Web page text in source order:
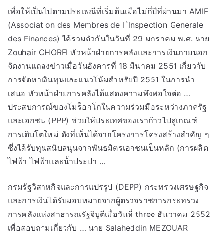
เพื่อให้เป็นไปตามประเพณีที่เริ่มต้นเมื่อไม่กี่ปีที่ผ่านมา AMIF
(Association des Membres de l`Inspection Generale
des Finances) ได้รวมตัวกันในวันที่ 29 มกราคม พ.ศ. นาย
Zouhair CHORFI หัวหน้าฝ่ายการคลังและการเงินภายนอก
จัดงานแถลงข่าวเมื่อวันอังคารที่ 18 มีนาคม 2551 เกี่ยวกับ
การจัดหาเงินทุนและแนวโน้มสำหรับปี 2551 ในการนำ
เสนอ หัวหน้าฝ่ายการคลังได้แสดงความพึงพอใจต่อ …
ประสบการณ์ของโมร็อกโกในความร่วมมือระหว่างภาครัฐ
และเอกชน (PPP) ช่วยให้ประเทศของเราก้าวไปสู่เกณฑ์
การเติบโตใหม่ ดังที่เห็นได้จากโครงการโครงสร้างสำคัญ ๆ
ซึ่งได้รับทุนสนับสนุนจากพันธมิตรเอกชนเป็นหลัก (การผลิต
ไฟฟ้า ไฟฟ้าและน้ำประปา …
กรมรัฐวิสาหกิจและการแปรรูป (DEPP) กระทรวงเศรษฐกิจ
และการเงินได้รับมอบหมายจากผู้ตรวจราชการกระทรวง
การคลังแห่งสาธารณรัฐจิบูตีเมื่อวันที่ three ธันวาคม 2552
เพื่อสอบถามเกี่ยวกับ … นาย Salaheddin MEZOUAR